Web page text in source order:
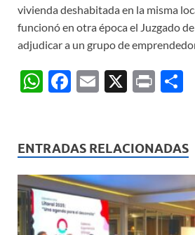
vivienda deshabitada en la misma
funcionó en otra época el Juzgado
adjudicar a un grupo de
W
s
A
p
p
F
b
o
o
k
E
X
P
p
r
ENTRADAS RELACIONADAS